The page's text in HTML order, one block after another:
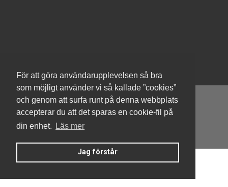
För att göra användarupplevelsen så bra
som möjligt använder vi så kallade ”cookies”
och genom att surfa runt på denna webbplats
accepterar du att det sparas en cookie-fil på
din enhet.
Läs mer
Jag förstår
Denna hemsida är byggd med Smart Brf ®